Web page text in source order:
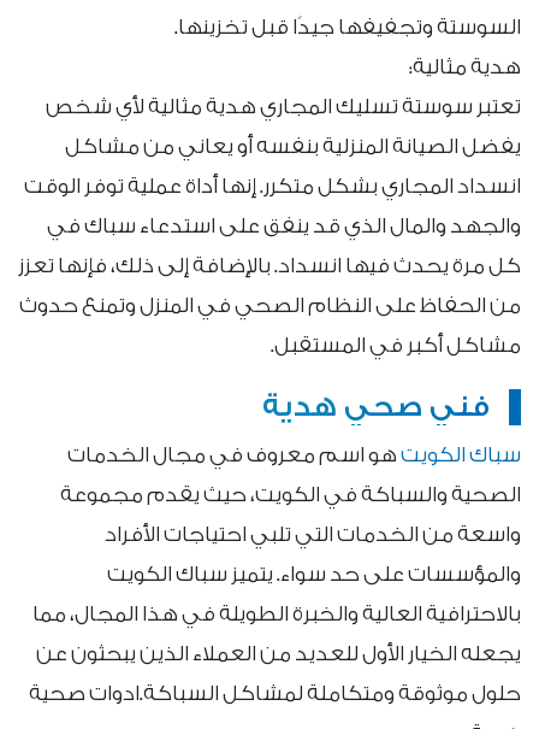
السوستة وتجفيفها جيدًا قبل تخزينها.
هدية مثالية:
تعتبر سوستة تسليك المجاري هدية مثالية لأي شخص
يفضل الصيانة المنزلية بنفسه أو يعاني من مشاكل
انسداد المجاري بشكل متكرر. إنها أداة عملية توفر الوقت
والجهد والمال الذي قد ينفق على استدعاء سباك في
كل مرة يحدث فيها انسداد. بالإضافة إلى ذلك، فإنها تعزز
من الحفاظ على النظام الصحي في المنزل وتمنع حدوث
مشاكل أكبر في المستقبل.
فني صحي هدية
سباك الكويت هو اسم معروف في مجال الخدمات
الصحية والسباكة في الكويت، حيث يقدم مجموعة
واسعة من الخدمات التي تلبي احتياجات الأفراد
والمؤسسات على حد سواء. يتميز سباك الكويت
بالاحترافية العالية والخبرة الطويلة في هذا المجال، مما
يجعله الخيار الأول للعديد من العملاء الذين يبحثون عن
حلول موثوقة ومتكاملة لمشاكل السباكة.ادوات صحية